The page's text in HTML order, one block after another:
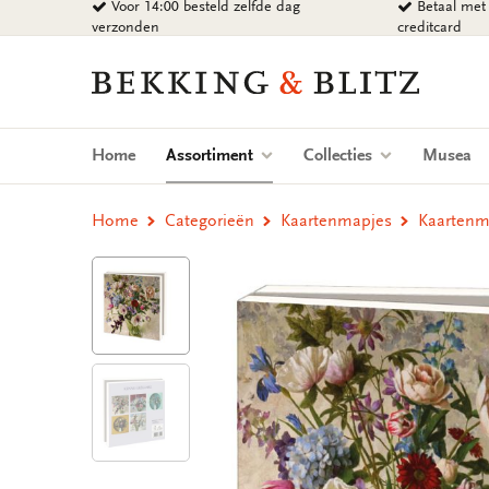
naar
Voor 14:00 besteld zelfde dag
verzonden
Betaal
creditcard
Bekking
Blitz
Uitgevers
Home Assortiment (current)Collecties Musea
Home Categorieën Kaartenmapjes